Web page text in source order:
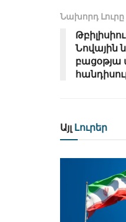
Նախորդ Լուրը
Նովային
Այլ Լուրեր